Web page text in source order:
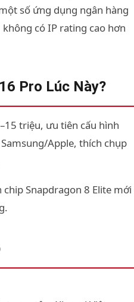
số ứng dụng ngân hàng
có IP rating cao hơn
Pro Lúc Này?
triệu, ưu tiên cấu hình
Apple, thích chụp
Snapdragon 8 Elite mới